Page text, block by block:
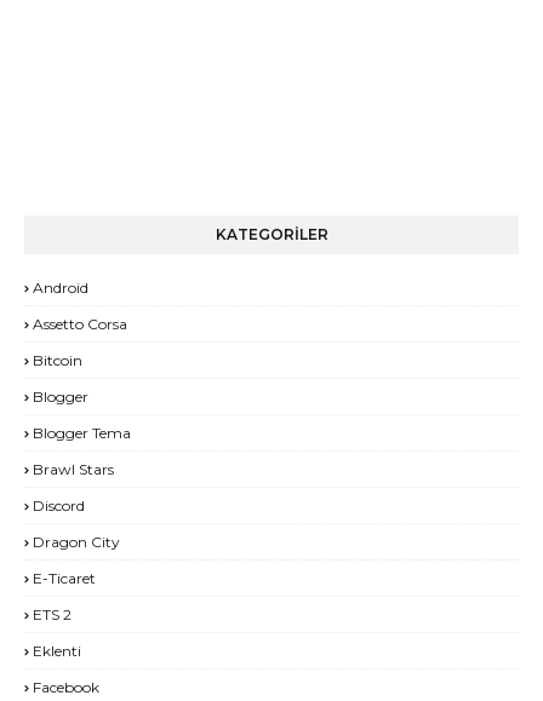
KATEGORİLER
Android
Assetto Corsa
Bitcoin
Blogger
Blogger Tema
Brawl Stars
Discord
Dragon City
E-Ticaret
ETS 2
Eklenti
Facebook